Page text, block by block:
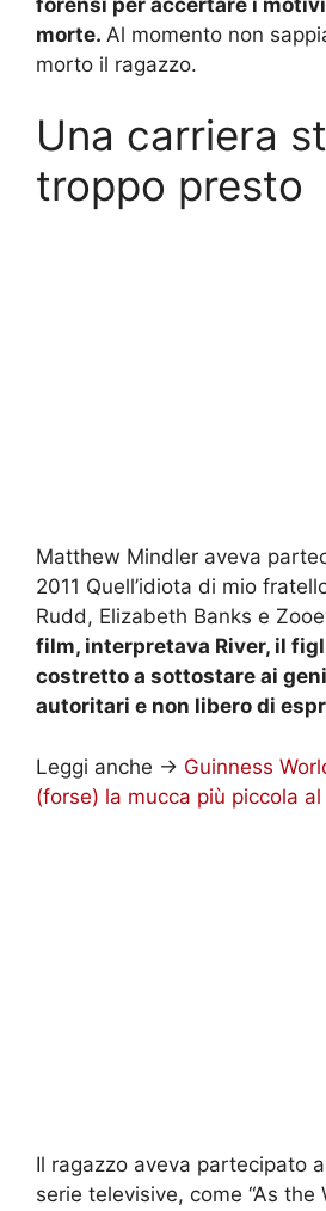
morte. Al momento non
morto il ragazzo.
Una carriera
troppo presto
Matthew Mindler aveva
2011 Quell’idiota di mio
Rudd, Elizabeth Banks e
film, interpretava River, il
costretto a sottostare ai
autoritari e non libero di
Leggi anche -> Guinness
(forse) la mucca più piccola
Il ragazzo aveva partecipato
serie televisive, come “As the